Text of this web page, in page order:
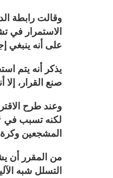
وقالت رابطة
على أنه ينبغي
صنع القرار،
لكنه تسبب في
المشجعين وكرة
من المقرر أن
التسلل شبه